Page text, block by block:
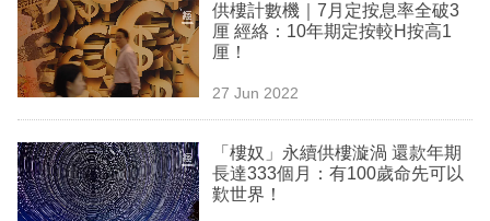
職
場
生
時
事
供樓計數機｜7月定按息率全破3
厘 經絡：10年期定按較H按高1
厘！
27 Jun 2022
「樓奴」永續供樓漩渦 還款年期
長達333個月：有100歲命先可以
歎世界！